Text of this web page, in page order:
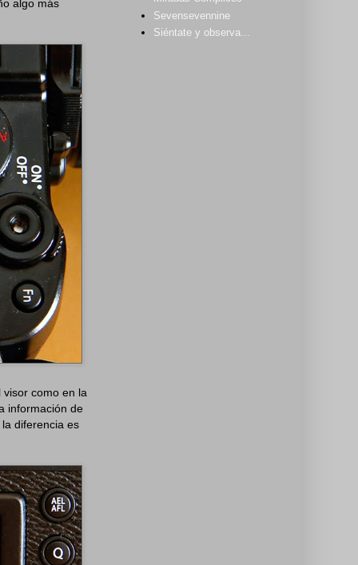
algo más
como en la
información de
diferencia es
Sevensevennine
Siéntate y observa...